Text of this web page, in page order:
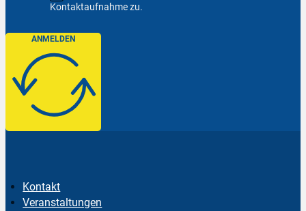
Kontaktaufnahme zu.
ANMELDEN
Kontakt
Veranstaltungen